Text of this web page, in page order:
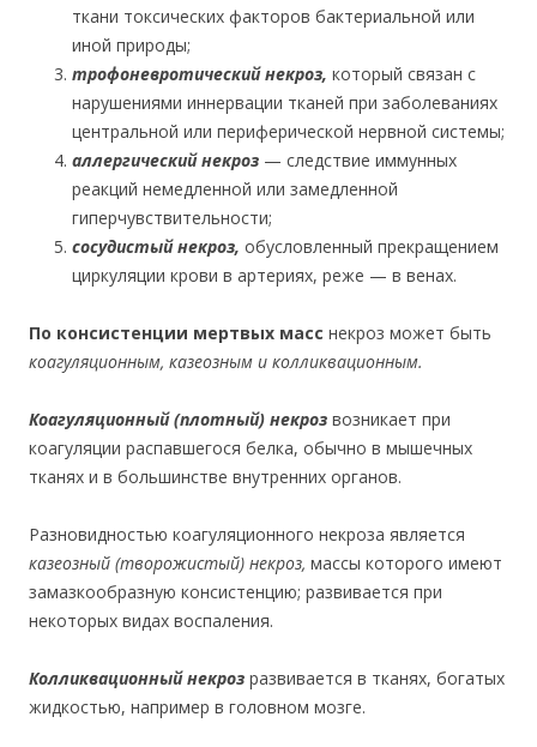
ткани токсических факторов бактериальной или
иной природы;
трофоневротический некроз, который связан с
нарушениями иннервации тканей при заболеваниях
центральной или периферической нервной системы;
аллергический некроз — следствие иммунных
реакций немедленной или замедленной
гиперчувствительности;
сосудистый некроз, обусловленный прекращением
циркуляции крови в артериях, реже — в венах.
По консистенции мертвых масс некроз может быть
коагуляционным, казеозным и колликвационным.
Коагуляционный (плотный) некроз возникает при
коагуляции распавшегося белка, обычно в мышечных
тканях и в большинстве внутренних органов.
Разновидностью коагуляционного некроза является
казеозный (творожистый) некроз, массы которого имеют
замазкообразную консистенцию; развивается при
некоторых видах воспаления.
Колликвационный некроз развивается в тканях, богатых
жидкостью, например в головном мозге.